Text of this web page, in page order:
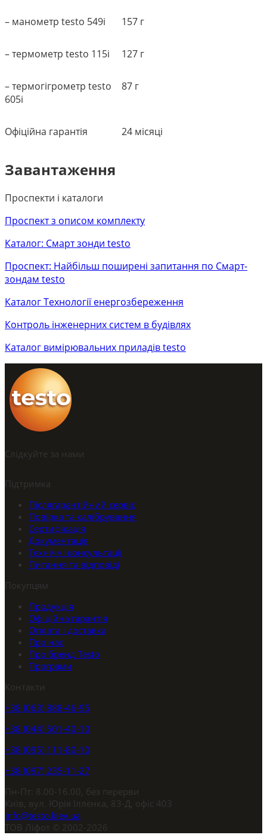
– манометр testo 549i 157 г
– термометр testo 115i 127 г
– термогігрометр testo
605i
87 г
Офіційна гарантія 24 місяці
Завантаження
Проспекти і каталоги
Проспект з описом комплекту
Каталог: Смарт зонди testo
Проспект: Найбільш поширені запитання по Смарт-
зондам testo
Каталог Технології енергозбереження
Контроль інженерних систем в будівлях
Каталог вимірювальних приладів testo
Слідкуйте за нами
Підтримка
Післягарантійний сервіс
Повірка та калібрування
Сертифікація
Документація
Технічні консультації
Питання та відповіді
Покупцям
Продукція
Офіційна гарантія
Оплата і доставка
Про нас
Про бренд Testo
Програми
Контакти
+38 (063) 888-46-95
+38 (044) 501-40-10
+38 (095) 111-80-10
+38 (097) 235-11-27
Пн-Пт: 8.00-16.00, без перерви
Київ, вул. Юрія Іллєнка, 83-Д, офіс 403
info@testo.kiev.ua
ТОВ Ліфот © 2002-2026